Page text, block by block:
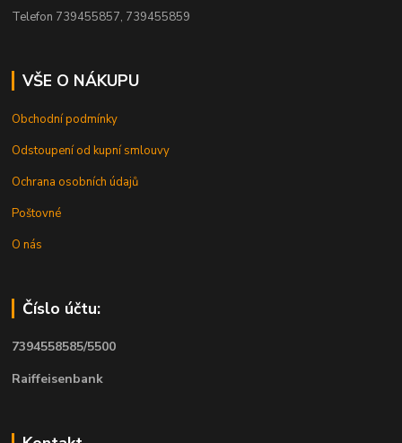
Telefon 739455857, 739455859
VŠE O NÁKUPU
Obchodní podmínky
Odstoupení od kupní smlouvy
Ochrana osobních údajů
Poštovné
O nás
Číslo účtu:
7394558585/5500
Raiffeisenbank